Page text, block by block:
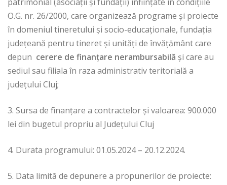
O.G. nr. 26/2000, care organizează programe şi proiecte
în domeniul tineretului şi socio-educaţionale, fundația
județeană pentru tineret și unități de învățământ care
depun cerere de finanțare nerambursabilă și care au
sediul sau filiala în raza administrativ teritorială a
județului Cluj;
3. Sursa de finanțare a contractelor și valoarea: 900.000
lei din bugetul propriu al Județului Cluj
4. Durata programului: 01.05.2024 – 20.12.2024.
5. Data limită de depunere a propunerilor de proiecte: